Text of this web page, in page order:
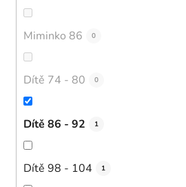
Miminko 86 0
Dítě 74 - 80 0
Dítě 86 - 92 1
Dítě 98 - 104 1